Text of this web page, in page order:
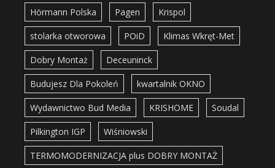
Hörmann Polska Pagen Krispol
stolarka otworowa POiD Klimas Wkręt-Met
Dobry Montaż Deceuninck
Budujesz Dla Pokoleń kwartalnik OKNO
Wydawnictwo Bud Media KRISHOME Soudal
Pilkington IGP Wiśniowski
TERMOMODERNIZACJA plus DOBRY MONTAŻ